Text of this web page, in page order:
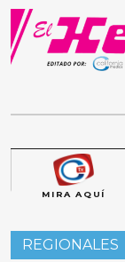
Skip
content
MIRA AQUÍ
REGIONALES